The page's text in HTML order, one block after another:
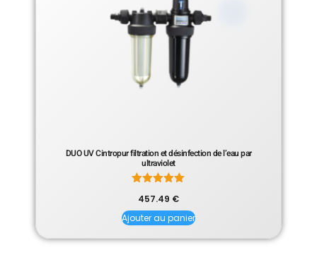
DUO UV Cintropur filtration et désinfection de l’eau par
ultraviolet
5.00
sur 5
457.49 €
Ajouter au panier